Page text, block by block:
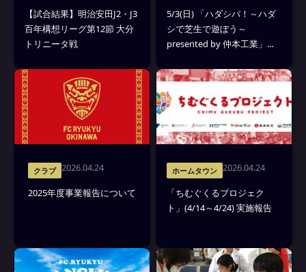
【試合結果】明治安田J2・J3
百年構想リーグ第12節 大分
トリニータ戦
5/3(日) 「ハダシバ！～ハダ
シで芝生で遊ぼう～
presented by 仲本工業」開
クラブ 2026.04.24
2025年度事業報告について
ホームタウン 2026.04.24
「ちむぐくるプロジェク
ト」(4/14～4/24) 実施報告